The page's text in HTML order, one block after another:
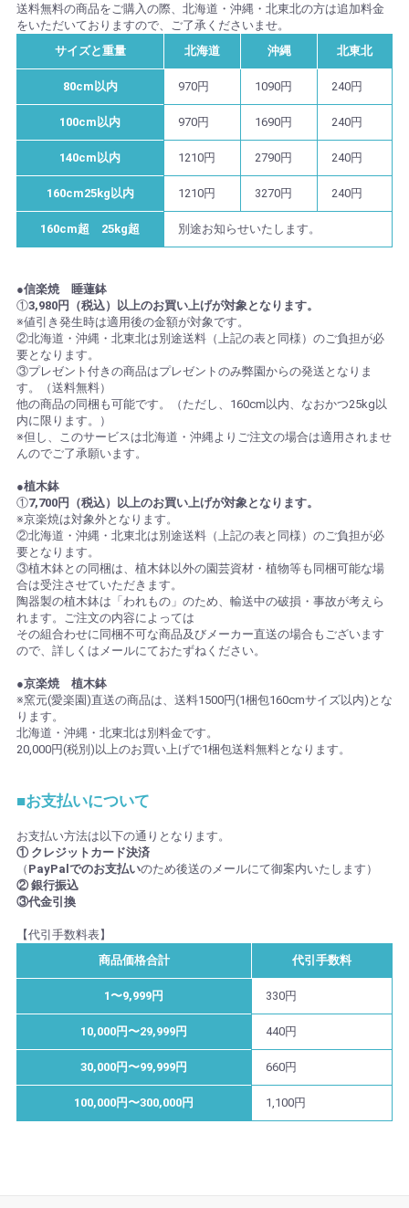
送料無料の商品をご購入の際、北海道・沖縄・北東北の方は追加料金
をいただいておりますので、ご了承くださいませ。
サイズと重量
北海道 沖縄 北東北
80cm以内 970円 1090円 240円
100cm以内 970円 1690円 240円
140cm以内 1210円 2790円 240円
160cm25kg以内 1210円 3270円 240円
160cm超 25kg超 別途お知らせいたします。
●信楽焼 睡蓮鉢
①3,980円（税込）以上のお買い上げが対象となります。
※値引き発生時は適用後の金額が対象です。
②北海道・沖縄・北東北は別途送料（上記の表と同様）のご負担が必
要となります。
③プレゼント付きの商品はプレゼントのみ弊園からの発送となりま
す。（送料無料）
他の商品の同梱も可能です。（ただし、160cm以内、なおかつ25kg以
内に限ります。）
※但し、このサービスは北海道・沖縄よりご注文の場合は適用されませ
んのでご了承願います。
●植木鉢
①7,700円（税込）以上のお買い上げが対象となります。
※京楽焼は対象外となります。
②北海道・沖縄・北東北は別途送料（上記の表と同様）のご負担が必
要となります。
③植木鉢との同梱は、植木鉢以外の園芸資材・植物等も同梱可能な場
合は受注させていただきます。
陶器製の植木鉢は「われもの」のため、輸送中の破損・事故が考えら
れます。ご注文の内容によっては
その組合わせに同梱不可な商品及びメーカー直送の場合もございます
ので、詳しくはメールにておたずねください。
●京楽焼 植木鉢
※窯元(愛楽園)直送の商品は、送料1500円(1梱包160cmサイズ以内)とな
ります。
北海道・沖縄・北東北は別料金です。
20,000円(税別)以上のお買い上げで1梱包送料無料となります。
■お支払いについて
お支払い方法は以下の通りとなります。
① クレジットカード決済
（ PayPalでのお支払いのため後送のメールにて御案内いたします）
② 銀行振込
③代金引換
【代引手数料表】
商品価格合計
代引手数料
1〜9,999円 330円
10,000円〜29,999円 440円
30,000円〜99,999円 660円
100,000円〜300,000円 1,100円